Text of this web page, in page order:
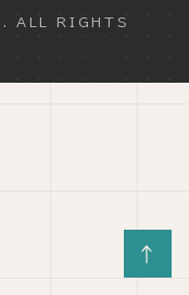
↑
. ALL RIGHTS